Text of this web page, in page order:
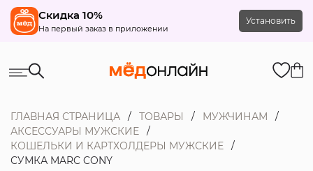
Скидка 10%
На первый заказ в приложении
Установить
ГЛАВНАЯ СТРАНИЦА ТОВАРЫ
МУЖЧИНАМ
АКСЕССУАРЫ МУЖСКИЕ
КОШЕЛЬКИ И КАРТХОЛДЕРЫ МУЖСКИЕ
СУМКА MARC CONY